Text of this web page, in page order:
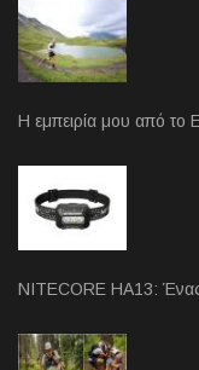
Η εμπειρία μου από το
NITECORE HA13: